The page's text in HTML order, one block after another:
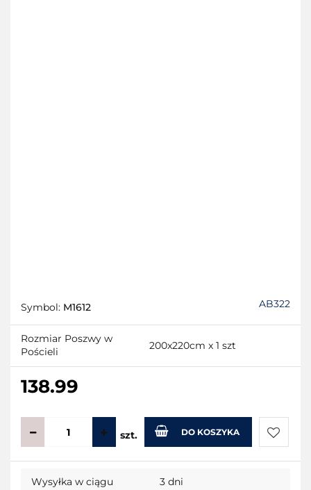
Symbol: M1612 AB322
Rozmiar Poszwy w
Pościeli
200x220cm x 1 szt
138.99
szt. DO KOSZYKA
Do
Wysyłka w ciągu 3 dni